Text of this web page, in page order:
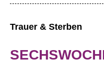
Trauer & Sterben